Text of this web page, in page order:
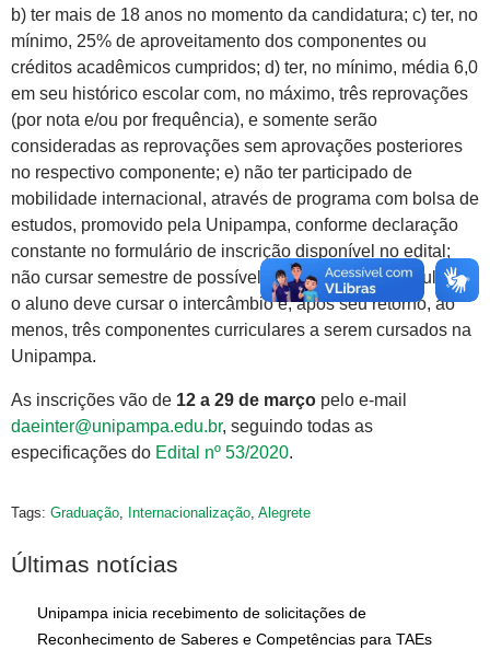
b) ter mais de 18 anos no momento da candidatura; c) ter, no
mínimo, 25% de aproveitamento dos componentes ou
créditos acadêmicos cumpridos; d) ter, no mínimo, média 6,0
em seu histórico escolar com, no máximo, três reprovações
(por nota e/ou por frequência), e somente serão
consideradas as reprovações sem aprovações posteriores
no respectivo componente; e) não ter participado de
mobilidade internacional, através de programa com bolsa de
estudos, promovido pela Unipampa, conforme declaração
constante no formulário de inscrição disponível no edital;
não cursar semestre de possível integralização curricular –
o aluno deve cursar o intercâmbio e, após seu retorno, ao
menos, três componentes curriculares a serem cursados na
Unipampa.
As inscrições vão de 12 a 29 de março pelo e-mail
daeinter@unipampa.edu.br, seguindo todas as
especificações do Edital nº 53/2020.
Tags: Graduação, Internacionalização, Alegrete
Últimas notícias
Unipampa inicia recebimento de solicitações de
Reconhecimento de Saberes e Competências para TAEs